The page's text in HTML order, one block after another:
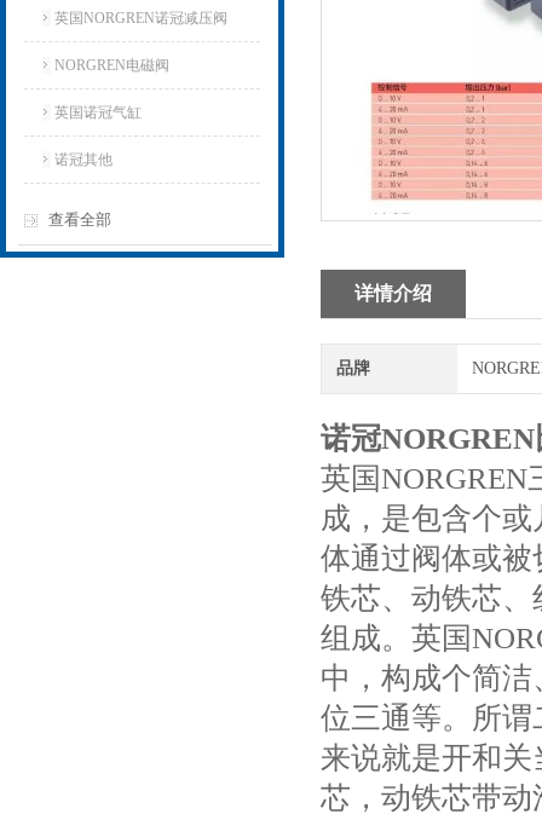
英国NORGREN诺冠减压阀
NORGREN电磁阀
英国诺冠气缸
诺冠其他
查看全部
详情介绍
品牌
诺冠
英国
成，是包含个
体通过阀体或
铁芯、动铁芯
组成。英国
中，构成个简
位三通等。所
来说就是开和
芯，动铁芯带